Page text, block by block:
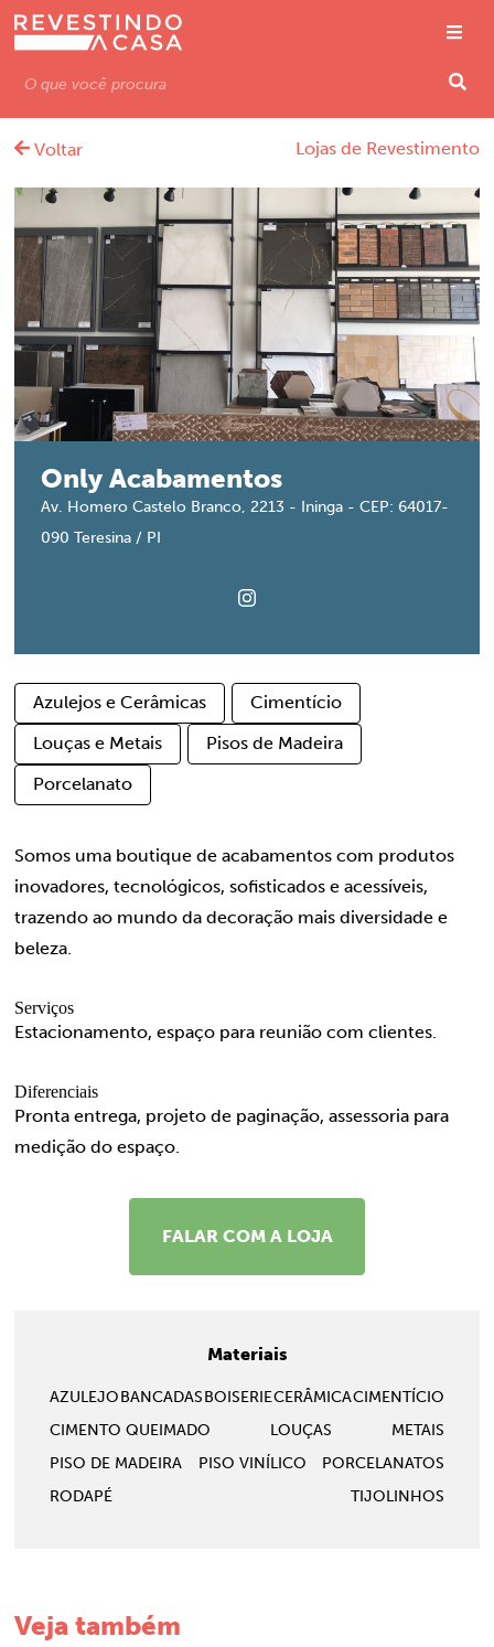
Voltar Lojas de Revestimento
Only Acabamentos
Av. Homero Castelo Branco, 2213 - Ininga - CEP: 64017-
090 Teresina / PI
Azulejos e Cerâmicas
Cimentício
Louças e Metais
Pisos de Madeira
Porcelanato
Somos uma boutique de acabamentos com produtos
inovadores, tecnológicos, sofisticados e acessíveis,
trazendo ao mundo da decoração mais diversidade e
beleza.
Serviços
Estacionamento, espaço para reunião com clientes.
Diferenciais
Pronta entrega, projeto de paginação, assessoria para
medição do espaço.
FALAR COM A LOJA
Materiais
AZULEJOBANCADASBOISERIECERÂMICACIMENTÍCIO
CIMENTO QUEIMADO
LOUÇAS
METAIS
PISO DE MADEIRA
PISO VINÍLICO
PORCELANATOS
RODAPÉ
TIJOLINHOS
Veja também